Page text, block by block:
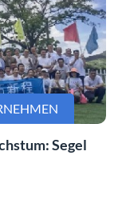
Segel